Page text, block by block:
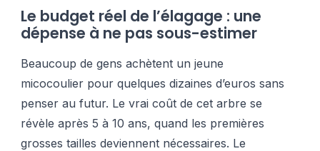
Le budget réel de l’élagage : une
dépense à ne pas sous-estimer
Beaucoup de gens achètent un jeune
micocoulier pour quelques dizaines d’euros sans
penser au futur. Le vrai coût de cet arbre se
révèle après 5 à 10 ans, quand les premières
grosses tailles deviennent nécessaires. Le